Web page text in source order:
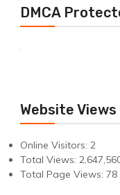
DMCA
Website Views
Online Visitors: 2
Total Views:
Total Page Views: 78